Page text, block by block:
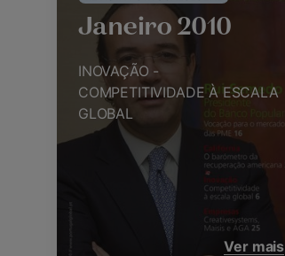
Janeiro 2010
INOVAÇÃO -
COMPETITIVIDADE À ESCALA
GLOBAL
Ver mais